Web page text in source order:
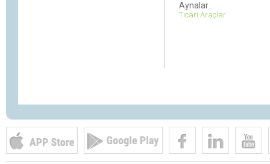
Aynalar
Ticari Araçlar